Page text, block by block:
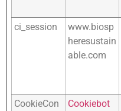
ci_session
www.biosp
heresustain
able.com
CookieCon
Cookiebot